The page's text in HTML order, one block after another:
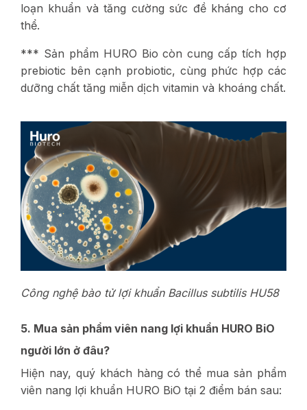
loạn khuẩn và tăng cường sức đề kháng cho cơ
thể.
*** Sản phẩm HURO Bio còn cung cấp tích hợp
prebiotic bên cạnh probiotic, cùng phức hợp các
dưỡng chất tăng miễn dịch vitamin và khoáng chất.
Công nghệ bào tử lợi khuẩn Bacillus subtilis HU58
5. Mua sản phẩm viên nang lợi khuẩn HURO BiO
người lớn ở đâu?
Hiện nay, quý khách hàng có thể mua sản phẩm
viên nang lợi khuẩn HURO BiO tại 2 điểm bán sau: